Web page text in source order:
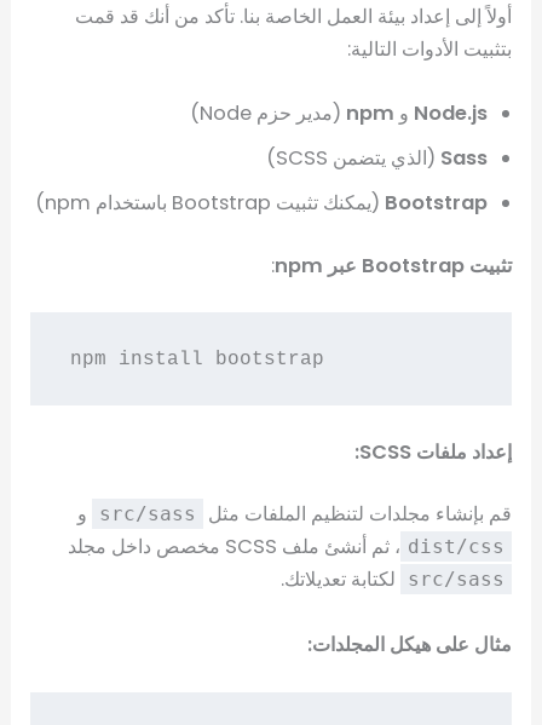
أولاً إلى إعداد بيئة العمل الخاصة بنا. تأكد من أنك قد قمت
بتثبيت الأدوات التالية:
Node.js و npm (مدير حزم Node)
Sass (الذي يتضمن SCSS)
Bootstrap (يمكنك تثبيت Bootstrap باستخدام npm)
تثبيت Bootstrap عبر npm :
إعداد ملفات SCSS:
قم بإنشاء مجلدات لتنظيم الملفات مثل src/sass و
dist/css ، ثم أنشئ ملف SCSS مخصص داخل مجلد
src/sass لكتابة تعديلاتك.
مثال على هيكل المجلدات: